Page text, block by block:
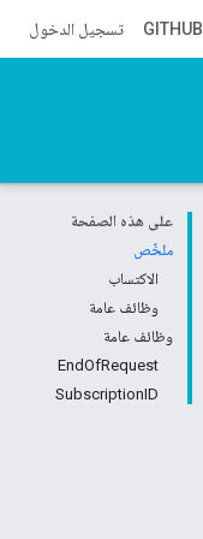
GITHUB تسجيل الدخول
على هذه الصفحة
ملخّص
الاكتساب
وظائف عامة
وظائف عامة
EndOfRequest
SubscriptionID